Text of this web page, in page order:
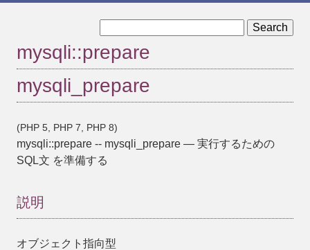
mysqli::prepare
mysqli_prepare
(PHP 5, PHP 7, PHP 8)
mysqli::prepare -- mysqli_prepare — 実行するための
SQL文 を準備する
説明
オブジェクト指向型